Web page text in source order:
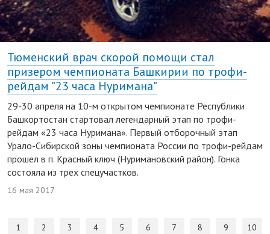
Тюменский врач скорой помощи стал
призером чемпионата Башкирии по трофи-
рейдам "23 часа Нуримана"
29-30 апреля на 10-м открытом чемпионате Республики
Башкортостан стартовал легендарный этап по трофи-
рейдам «23 часа Нуримана». Первый отборочный этап
Урало-Сибирской зоны чемпионата России по трофи-рейдам
прошел в п. Красный ключ (Нуримановский район). Гонка
состояла из трех спецучастков.
16 мая 2017
1 2 3 4 5 6 7 8 9 10